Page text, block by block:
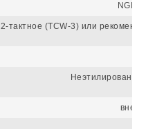
NGK
2-тактное (TCW-3) или